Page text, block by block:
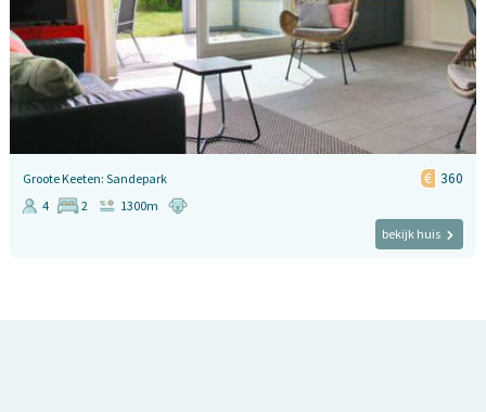
Groote Keeten: Sandepark 360
4 2
1300m
bekijk huis